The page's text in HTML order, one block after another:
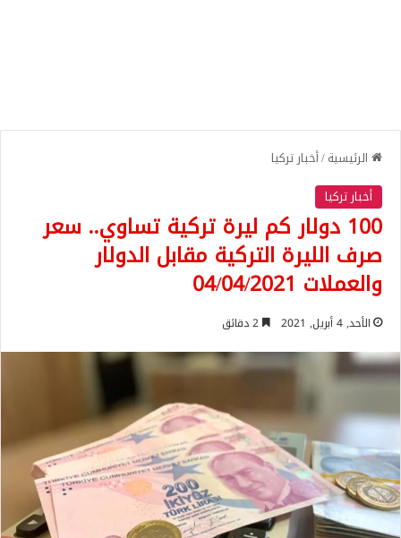
الرئيسية/أخبار تركيا
أخبار تركيا
100 دولار كم ليرة تركية تساوي.. سعر
صرف الليرة التركية مقابل الدولار
والعملات 04/04/2021
الأحد, 4 أبريل, 2021